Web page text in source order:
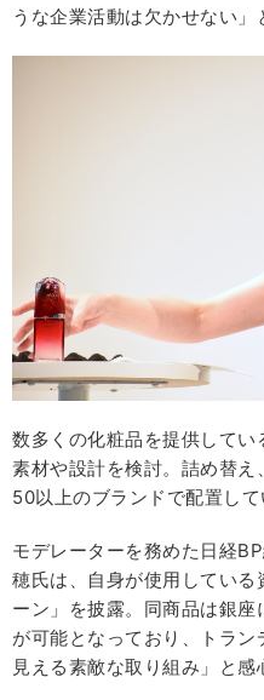
うな企業活動は欠かせない」
数多くの化粧品を提供して
素材や設計を検討。詰め替
50以上のブランドで配置して
モデレーターを務めた日経
穂氏は、自身が使用している
ーン」を披露。同商品は銀座
が可能となっており、トラ
見える素敵な取り組み」と感